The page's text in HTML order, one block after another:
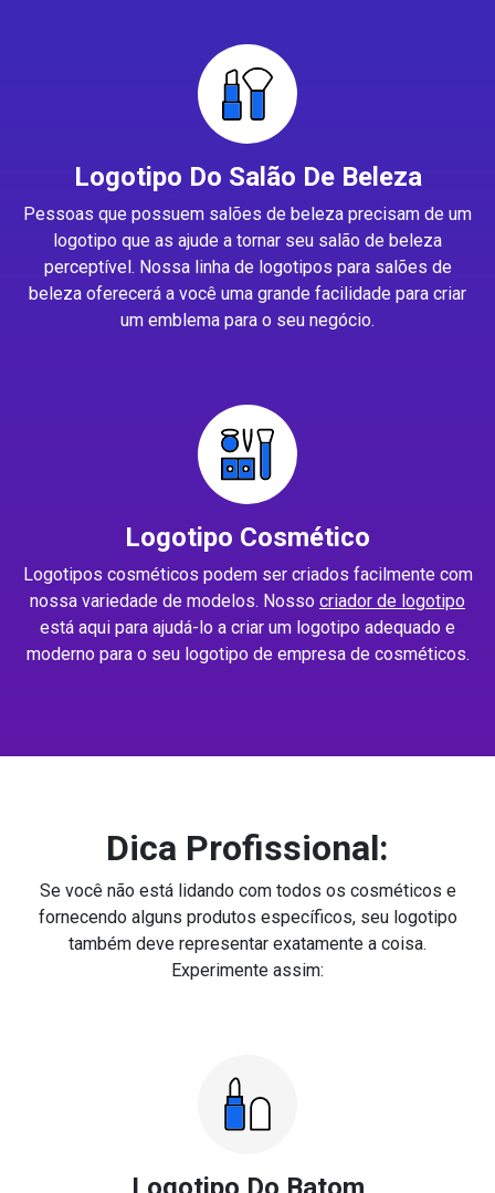
Logotipo Do Salão De Beleza
Pessoas que possuem salões de beleza precisam de um
logotipo que as ajude a tornar seu salão de beleza
perceptível. Nossa linha de logotipos para salões de
beleza oferecerá a você uma grande facilidade para criar
um emblema para o seu negócio.
Logotipo Cosmético
Logotipos cosméticos podem ser criados facilmente com
nossa variedade de modelos. Nosso criador de logotipo
está aqui para ajudá-lo a criar um logotipo adequado e
moderno para o seu logotipo de empresa de cosméticos.
Dica Profissional:
Se você não está lidando com todos os cosméticos e
fornecendo alguns produtos específicos, seu logotipo
também deve representar exatamente a coisa.
Experimente assim: